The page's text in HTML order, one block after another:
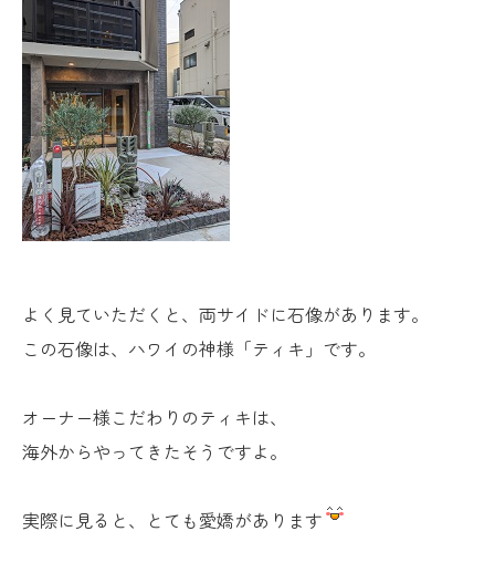
よく見ていただくと、両サイドに石像があります。
この石像は、ハワイの神様「ティキ」です。
オーナー様こだわりのティキは、
海外からやってきたそうですよ。
実際に見ると、とても愛嬌があります